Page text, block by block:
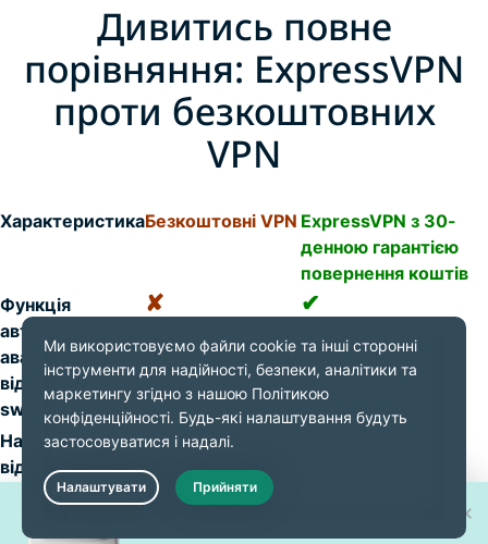
Дивитись повне
порівняння: ExpressVPN
проти безкоштовних
VPN
ХарактеристикаБезкоштовні VPN ExpressVPN з 30-
денною гарантією
повернення коштів
Функція
автоматичного
аварійного
відключення Kill
switch
✘ ✔
Надійний захист
від витоків
даних (DNS/IP)
✘
Перевірена
Виграйте один із 30 нових